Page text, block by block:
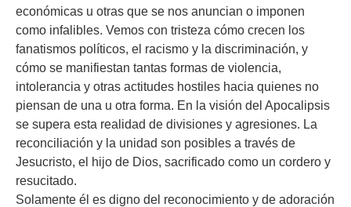
económicas u otras que se nos anuncian o imponen
como infalibles. Vemos con tristeza cómo crecen los
fanatismos políticos, el racismo y la discriminación, y
cómo se manifiestan tantas formas de violencia,
intolerancia y otras actitudes hostiles hacia quienes no
piensan de una u otra forma. En la visión del Apocalipsis
se supera esta realidad de divisiones y agresiones. La
reconciliación y la unidad son posibles a través de
Jesucristo, el hijo de Dios, sacrificado como un cordero y
resucitado.
Solamente él es digno del reconocimiento y de adoración